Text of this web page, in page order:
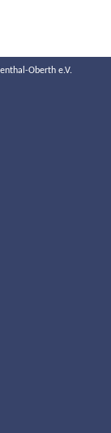
Oberth e.V.